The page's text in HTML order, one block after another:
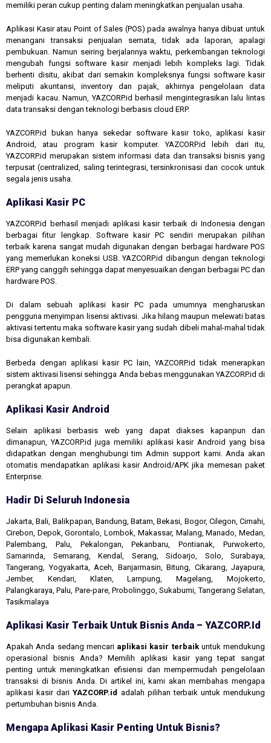
memiliki peran cukup penting dalam meningkatkan penjualan usaha.
Aplikasi Kasir atau Point of Sales (POS) pada awalnya hanya dibuat untuk
menangani transaksi penjualan semata, tidak ada laporan, apalagi
pembukuan. Namun seiring berjalannya waktu, perkembangan teknologi
mengubah fungsi software kasir menjadi lebih kompleks lagi. Tidak
berhenti disitu, akibat dari semakin kompleksnya fungsi software kasir
meliputi akuntansi, inventory dan pajak, akhirnya pengelolaan data
menjadi kacau. Namun, YAZCORP.id berhasil mengintegrasikan lalu lintas
data transaksi dengan teknologi berbasis cloud ERP.
YAZCORP.id bukan hanya sekedar software kasir toko, aplikasi kasir
Android, atau program kasir komputer. YAZCORP.id lebih dari itu,
YAZCORP.id merupakan sistem informasi data dan transaksi bisnis yang
terpusat (centralized, saling terintegrasi, tersinkronisasi dan cocok untuk
segala jenis usaha.
Aplikasi Kasir PC
YAZCORP.id berhasil menjadi aplikasi kasir terbaik di Indonesia dengan
berbagai fitur lengkap. Software kasir PC sendiri merupakan pilihan
terbaik karena sangat mudah digunakan dengan berbagai hardware POS
yang memerlukan koneksi USB. YAZCORP.id dibangun dengan teknologi
ERP yang canggih sehingga dapat menyesuaikan dengan berbagai PC dan
hardware POS.
Di dalam sebuah aplikasi kasir PC pada umumnya mengharuskan
pengguna menyimpan lisensi aktivasi. Jika hilang maupun melewati batas
aktivasi tertentu maka software kasir yang sudah dibeli mahal-mahal tidak
bisa digunakan kembali.
Berbeda dengan aplikasi kasir PC lain, YAZCORP.id tidak menerapkan
sistem aktivasi lisensi sehingga Anda bebas menggunakan YAZCORP.id di
perangkat apapun.
Aplikasi Kasir Android
Selain aplikasi berbasis web yang dapat diakses kapanpun dan
dimanapun, YAZCORP.id juga memiliki aplikasi kasir Android yang bisa
didapatkan dengan menghubungi tim Admin support kami. Anda akan
otomatis mendapatkan aplikasi kasir Android/APK jika memesan paket
Enterprise.
Hadir Di Seluruh Indonesia
Jakarta, Bali, Balikpapan, Bandung, Batam, Bekasi, Bogor, Cilegon, Cimahi,
Cirebon, Depok, Gorontalo, Lombok, Makassar, Malang, Manado, Medan,
Palembang, Palu, Pekalongan, Pekanbaru, Pontianak, Purwokerto,
Samarinda, Semarang, Kendal, Serang, Sidoarjo, Solo, Surabaya,
Tangerang, Yogyakarta, Aceh, Banjarmasin, Bitung, Cikarang, Jayapura,
Jember, Kendari, Klaten, Lampung, Magelang, Mojokerto,
Palangkaraya, Palu, Pare-pare, Probolinggo, Sukabumi, Tangerang Selatan,
Tasikmalaya
Aplikasi Kasir Terbaik Untuk Bisnis Anda – YAZCORP.id
Apakah Anda sedang mencari aplikasi kasir terbaikuntuk mendukung
operasional bisnis Anda? Memilih aplikasi kasir yang tepat sangat
penting untuk meningkatkan efisiensi dan mempermudah pengelolaan
transaksi di bisnis Anda. Di artikel ini, kami akan membahas mengapa
aplikasi kasir dariYAZCORP.id adalah pilihan terbaik untuk mendukung
pertumbuhan bisnis Anda.
Mengapa Aplikasi Kasir Penting Untuk Bisnis?